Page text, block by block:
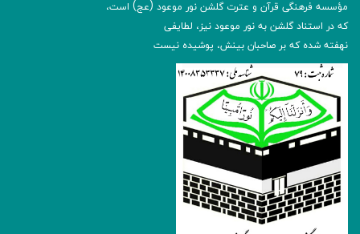
مؤسسه فرهنگی قرآن و عترت گلشن نور موعود (عج) است،
که در استناد گلشن به نور موعود نیز، لطایفی
نهفته شده که بر صاحبان بینش، پوشیده نیست